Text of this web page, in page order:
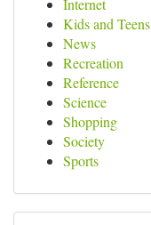
Internet
Kids and Teens
News
Recreation
Reference
Science
Shopping
Society
Sports